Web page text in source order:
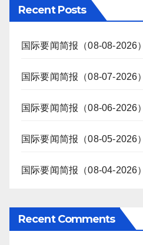
Recent Posts
国际要闻简报（08-08-2026）
国际要闻简报（08-07-2026）
国际要闻简报（08-06-2026）
国际要闻简报（08-05-2026）
国际要闻简报（08-04-2026）
Recent Comments